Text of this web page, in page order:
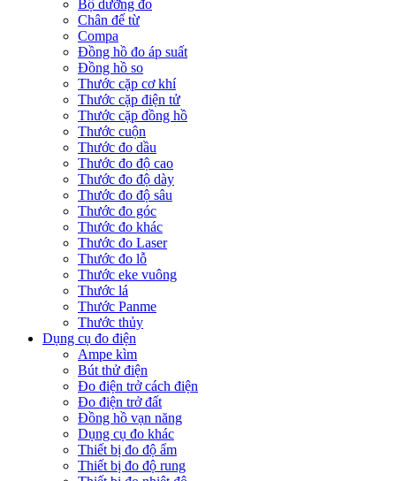
Bộ dưỡng đo
Chân đế từ
Compa
Đồng hồ đo áp suất
Đồng hồ so
Thước cặp cơ khí
Thước cặp điện tử
Thước cặp đồng hồ
Thước cuộn
Thước đo dầu
Thước đo độ cao
Thước đo độ dày
Thước đo độ sâu
Thước đo góc
Thước đo khác
Thước đo Laser
Thước đo lỗ
Thước eke vuông
Thước lá
Thước Panme
Thước thủy
Dụng cụ đo điện
Ampe kìm
Bút thử điện
Đo điện trở cách điện
Đo điện trở đất
Đồng hồ vạn năng
Dụng cụ đo khác
Thiết bị đo độ ẩm
Thiết bị đo độ rung